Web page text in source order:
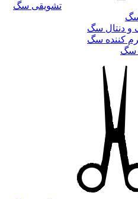
تشویقی سگ
سگ
دنتال سگ
کننده سگ
سگ